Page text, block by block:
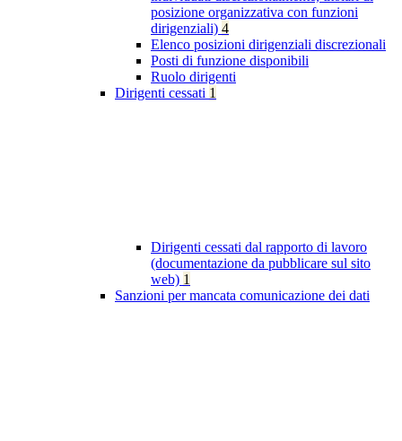
posizione organizzativa con funzioni
dirigenziali) 4
Elenco posizioni dirigenziali discrezionali
Posti di funzione disponibili
Ruolo dirigenti
Dirigenti cessati 1
Dirigenti cessati dal rapporto di lavoro
(documentazione da pubblicare sul sito
web) 1
Sanzioni per mancata comunicazione dei dati